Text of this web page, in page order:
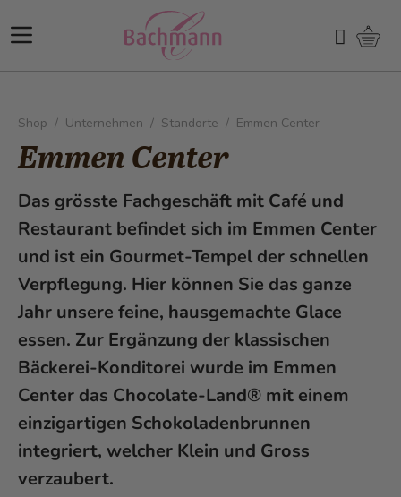
Suchen
Shop / Unternehmen / Standorte / Emmen Center
Emmen Center
Das grösste Fachgeschäft mit Café und
Restaurant befindet sich im Emmen Center
und ist ein Gourmet-Tempel der schnellen
Verpflegung. Hier können Sie das ganze
Jahr unsere feine, hausgemachte Glace
essen. Zur Ergänzung der klassischen
Bäckerei-Konditorei wurde im Emmen
Center das Chocolate-Land® mit einem
einzigartigen Schokoladenbrunnen
integriert, welcher Klein und Gross
verzaubert.